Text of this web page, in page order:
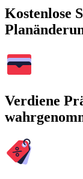
Kostenlose
Verdiene